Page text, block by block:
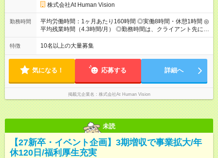
で全額支給。 【頑張りを給与・キャリアに還元します】 年に2
回⼈事評価があり等級が決まります。 等級に合わせた給与設定
のため、若い内からでも頑張り次第で給与アップが叶います。
⼀般職（20～31万円）→リーダー（⽉給26～36万円） →係⻑
～58万円） 【試用期間】試用期間あり 試用期間の長さ：6ヶ月
※ 雇用形態と給与に、本採用時と異なる部分があります。 雇用
形態：本採用時と同じです。 給与：月給 224,000円 ～ 330,000
円 上記額にはみなし残業代を含みます。※超過分は全額支給い
たします。 みなし残業代 24,000円 ～ 34,000円／月 みなし残業
時間 15時間／月
株式会社At Human Vision
勤務時間
平均労働時間：1ヶ月あたり160時間 ◎実働8時間・休憩1時間 ◎
平均残業時間（4.3時間/月） ◎勤務時間は、クライアント先に
より異なります。 ※＜シフト例＞ 10:00～19:00／11:00～
20:00 平均労働時間：1ヶ月あたり160時間 ◎実働8時間・休憩1
先に より異なります。 ※＜シフト例＞ 10:00～19:00／11:00
～20:00
特徴 10名以上の大量募集
気になる！ 応募する 詳細へ
掲載元企業名 株式会社At Human Vision
未読
【27新卒・イベント企画】3期増収で事業拡大/年
休120日/福利厚生充実